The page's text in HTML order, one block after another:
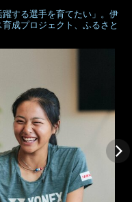
躍する選手を育てたい」。伊
成プロジェクト、ふるさと